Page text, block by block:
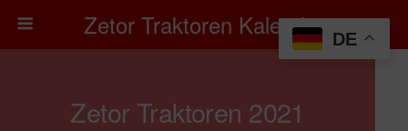
Zetor Traktoren Kalender
Zetor Traktoren 2021
DE